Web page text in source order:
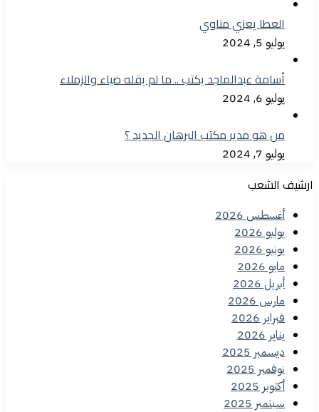
العطا يعزي مناوي
يوليو 5, 2024
أسامة عبدالماجد يكتب .. ما لم يقله ضياء والزملاء
يوليو 6, 2024
من هو مدير مكتب البرهان الجديد ؟
يوليو 7, 2024
ارشيف الشعب
أغسطس 2026
يوليو 2026
يونيو 2026
مايو 2026
أبريل 2026
مارس 2026
فبراير 2026
يناير 2026
ديسمبر 2025
نوفمبر 2025
أكتوبر 2025
سبتمبر 2025